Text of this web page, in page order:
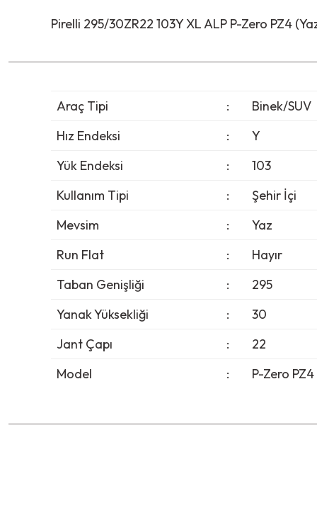
Pirelli 295/30ZR22 103Y XL ALP P-Zero PZ4
Araç Tipi :
Binek/SUV
Hız Endeksi
:
Y
Yük Endeksi
:
103
Kullanım Tipi
:
Şehir İçi
Mevsim
:
Yaz
Run Flat
:
Hayır
Taban Genişliği
:
295
Yanak Yüksekliği
:
30
Jant Çapı
:
22
Model
: P-Zero PZ4